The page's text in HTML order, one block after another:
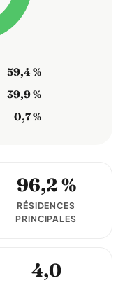
59,4 %
39,9 %
0,7 %
96,2 %
RÉSIDENCES
PRINCIPALES
4,0